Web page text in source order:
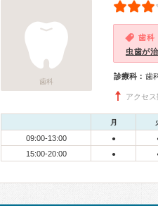
歯科
歯科
虫歯が
診療科： 歯
アクセ
月
09:00-13:00 ●
15:00-20:00 ●